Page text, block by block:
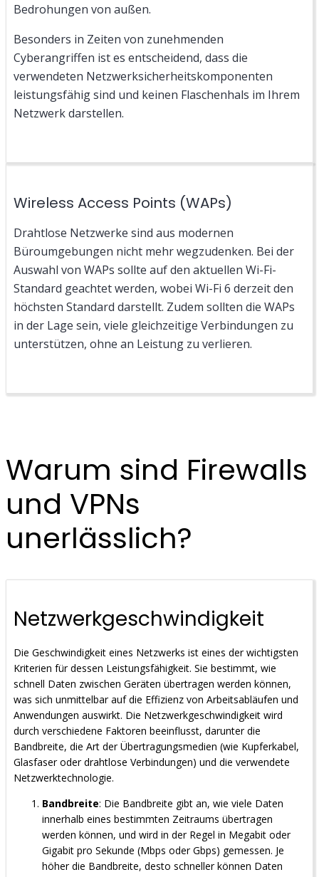
Bedrohungen von außen.
Besonders in Zeiten von zunehmenden
Cyberangriffen ist es entscheidend, dass die
verwendeten Netzwerksicherheitskomponenten
leistungsfähig sind und keinen Flaschenhals im Ihrem
Netzwerk darstellen.
Wireless Access Points (WAPs)
Drahtlose Netzwerke sind aus modernen
Büroumgebungen nicht mehr wegzudenken. Bei der
Auswahl von WAPs sollte auf den aktuellen Wi-Fi-
Standard geachtet werden, wobei Wi-Fi 6 derzeit den
höchsten Standard darstellt. Zudem sollten die WAPs
in der Lage sein, viele gleichzeitige Verbindungen zu
unterstützen, ohne an Leistung zu verlieren.
Warum sind Firewalls
und VPNs
unerlässlich?
Netzwerkgeschwindigkeit
Die Geschwindigkeit eines Netzwerks ist eines der wichtigsten
Kriterien für dessen Leistungsfähigkeit. Sie bestimmt, wie
schnell Daten zwischen Geräten übertragen werden können,
was sich unmittelbar auf die Effizienz von Arbeitsabläufen und
Anwendungen auswirkt. Die Netzwerkgeschwindigkeit wird
durch verschiedene Faktoren beeinflusst, darunter die
Bandbreite, die Art der Übertragungsmedien (wie Kupferkabel,
Glasfaser oder drahtlose Verbindungen) und die verwendete
Netzwerktechnologie.
Bandbreite: Die Bandbreite gibt an, wie viele Daten
innerhalb eines bestimmten Zeitraums übertragen
werden können, und wird in der Regel in Megabit oder
Gigabit pro Sekunde (Mbps oder Gbps) gemessen. Je
höher die Bandbreite, desto schneller können Daten